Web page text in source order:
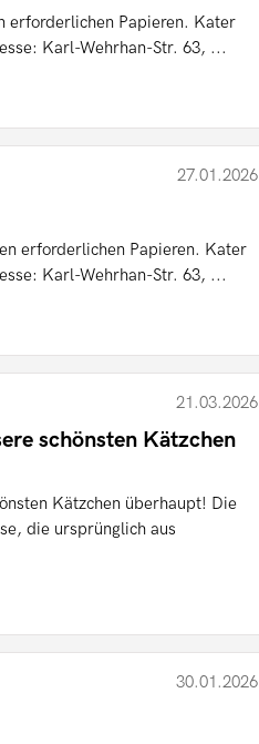
erforderlichen Papieren. Kater
Karl-Wehrhan-Str. 63, ...
27.01.2026
erforderlichen Papieren. Kater
Karl-Wehrhan-Str. 63, ...
21.03.2026
schönsten Kätzchen
Kätzchen überhaupt! Die
die ursprünglich aus
30.01.2026